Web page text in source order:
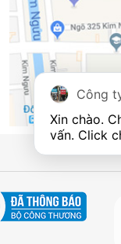
Công
Xin chào.
vấn. Click